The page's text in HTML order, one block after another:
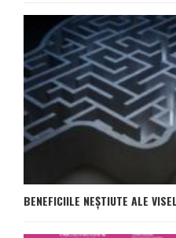
BENEFICIILE NEȘTIUTE ALE